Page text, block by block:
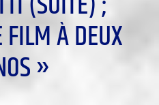
À DEUX
»